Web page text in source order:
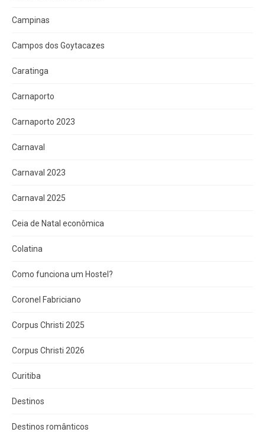
Campinas
Campos dos Goytacazes
Caratinga
Carnaporto
Carnaporto 2023
Carnaval
Carnaval 2023
Carnaval 2025
Ceia de Natal econômica
Colatina
Como funciona um Hostel?
Coronel Fabriciano
Corpus Christi 2025
Corpus Christi 2026
Curitiba
Destinos
Destinos românticos